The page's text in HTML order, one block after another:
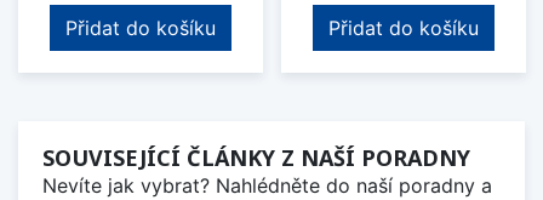
Přidat do košíku Přidat do košíku
SOUVISEJÍCÍ ČLÁNKY Z NAŠÍ PORADNY
Nevíte jak vybrat? Nahlédněte do naší poradny a